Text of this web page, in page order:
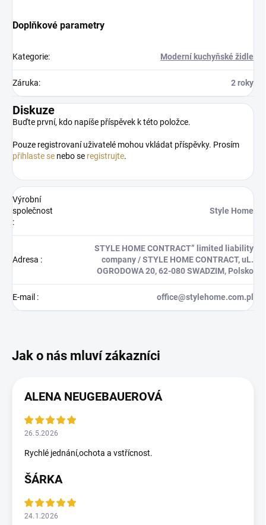
Doplňkové parametry
Kategorie: Moderní kuchyňské židle
Záruka: 2 roky
Diskuze
Buďte první, kdo napíše příspěvek k této položce.
Pouze registrovaní uživatelé mohou vkládat příspěvky. Prosím
přihlaste se nebo se registrujte.
Výrobní
společnost
:
Style Home
Adresa :
STYLE HOME CONTRACT” limited liability
company / STYLE HOME CONTRACT, uL.
OGRODOWA 20, 62-080 SWADZIM, Polsko
E-mail : office@stylehome.com.pl
ALENA NEUGEBAUEROVÁ
26.5.2026
Rychlé jednání,ochota a vstřícnost.
ŠÁRKA
24.1.2026